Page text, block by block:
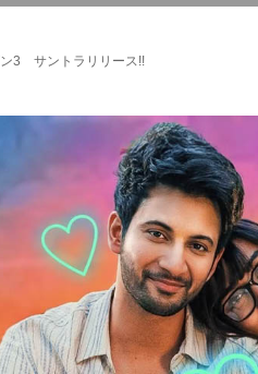
ン3 サントラリリース!!